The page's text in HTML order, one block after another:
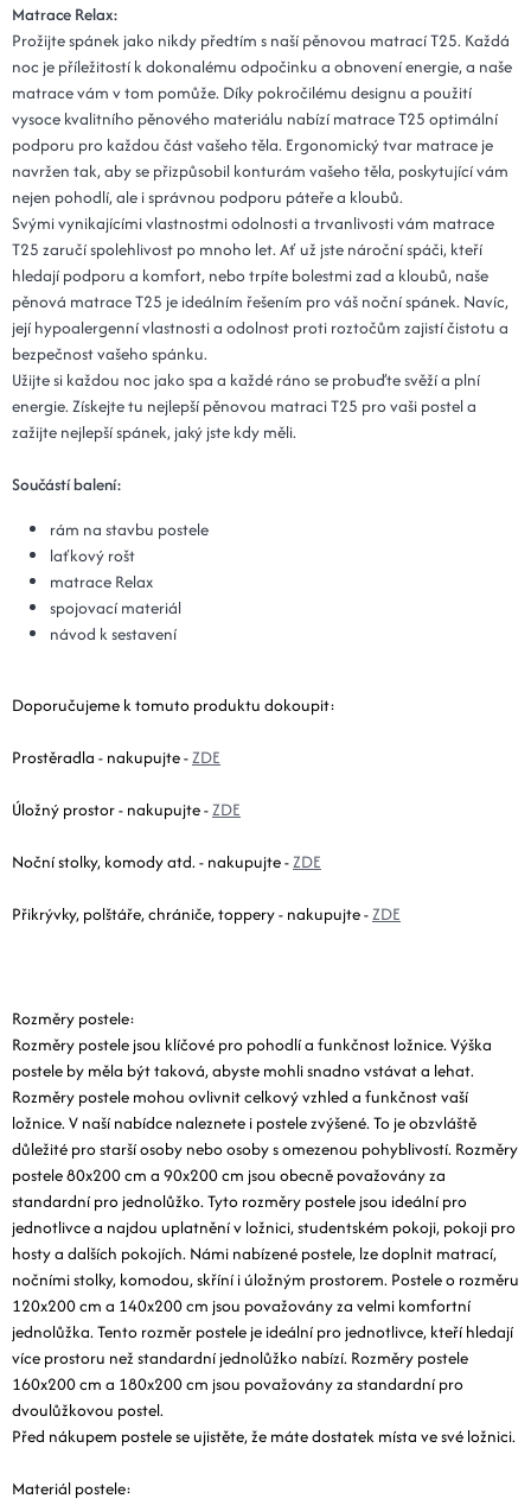
Matrace Relax:
Prožijte spánek jako nikdy předtím s naší pěnovou matrací T25. Každá
noc je příležitostí k dokonalému odpočinku a obnovení energie, a naše
matrace vám v tom pomůže. Díky pokročilému designu a použití
vysoce kvalitního pěnového materiálu nabízí matrace T25 optimální
podporu pro každou část vašeho těla. Ergonomický tvar matrace je
navržen tak, aby se přizpůsobil konturám vašeho těla, poskytující vám
nejen pohodlí, ale i správnou podporu páteře a kloubů.
Svými vynikajícími vlastnostmi odolnosti a trvanlivosti vám matrace
T25 zaručí spolehlivost po mnoho let. Ať už jste nároční spáči, kteří
hledají podporu a komfort, nebo trpíte bolestmi zad a kloubů, naše
pěnová matrace T25 je ideálním řešením pro váš noční spánek. Navíc,
její hypoalergenní vlastnosti a odolnost proti roztočům zajistí čistotu a
bezpečnost vašeho spánku.
Užijte si každou noc jako spa a každé ráno se probuďte svěží a plní
energie. Získejte tu nejlepší pěnovou matraci T25 pro vaši postel a
zažijte nejlepší spánek, jaký jste kdy měli.
Součástí balení:
rám na stavbu postele
laťkový rošt
matrace Relax
spojovací materiál
návod k sestavení
Doporučujeme k tomuto produktu dokoupit:
Prostěradla - nakupujte -ZDE
Úložný prostor - nakupujte -ZDE
Noční stolky, komody atd. - nakupujte -ZDE
Přikrývky, polštáře, chrániče, toppery - nakupujte -ZDE
Rozměry postele:
Rozměry postele jsou klíčové pro pohodlí a funkčnost ložnice. Výška
postele by měla být taková, abyste mohli snadno vstávat a lehat.
Rozměry postele mohou ovlivnit celkový vzhled a funkčnost vaší
ložnice. V naší nabídce naleznete i postele zvýšené. To je obzvláště
důležité pro starší osoby nebo osoby s omezenou pohyblivostí. Rozměry
postele 80x200 cm a 90x200 cm jsou obecně považovány za
standardní pro jednolůžko. Tyto rozměry postele jsou ideální pro
jednotlivce a najdou uplatnění v ložnici, studentském pokoji, pokoji pro
hosty a dalších pokojích. Námi nabízené postele, lze doplnit matrací,
nočními stolky, komodou, skříní i úložným prostorem. Postele o rozměru
120x200 cm a 140x200 cm jsou považovány za velmi komfortní
jednolůžka. Tento rozměr postele je ideální pro jednotlivce, kteří hledají
více prostoru než standardní jednolůžko nabízí. Rozměry postele
160x200 cm a 180x200 cm jsou považovány za standardní pro
dvoulůžkovou postel.
Před nákupem postele se ujistěte, že máte dostatek místa ve své ložnici.
Materiál postele: